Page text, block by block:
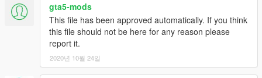
Ich habe einen Traum, dass eines Tages der Passat Alltrack
auch den letzten Winkel unserer Republik von einem Ort des
Unrechts, in einen Ort der Freiheit und des Friedens wandelt!
Versions Included: MVL = Mecklenburg-Vorpommern, NRW =
Nordrhein-Westfalen, LSA = Sachsen-Anhalt
gta5-mods
This file has been approved automatically. If you think
this file should not be here for any reason please
report it.
2020년 10월 24일